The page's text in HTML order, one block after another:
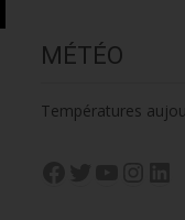
MÉTÉO
Températures